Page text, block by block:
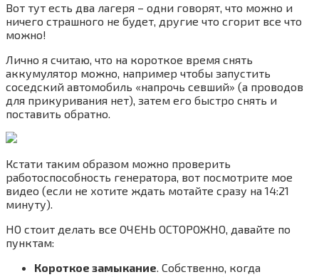
Вот тут есть два лагеря – одни говорят, что можно и
ничего страшного не будет, другие что сгорит все что
можно!
Лично я считаю, что на короткое время снять
аккумулятор можно, например чтобы запустить
соседский автомобиль «напрочь севший» (а проводов
для прикуривания нет), затем его быстро снять и
поставить обратно.
Кстати таким образом можно проверить
работоспособность генератора, вот посмотрите мое
видео (если не хотите ждать мотайте сразу на 14:21
минуту).
НО стоит делать все ОЧЕНЬ ОСТОРОЖНО, давайте по
пунктам:
Короткое замыкание. Собственно, когда